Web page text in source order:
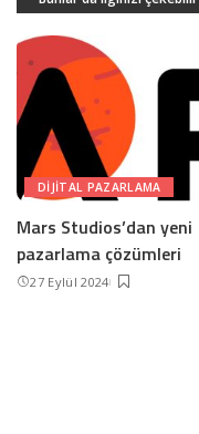
DIJITAL PAZARLAMA
Mars Studios’dan yeni
pazarlama çözümleri
27 Eylül 2024